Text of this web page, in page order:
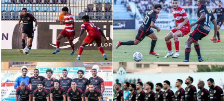
الدوري الفرنسي
الدوري السعودي للمحترفين
دوري أبطال أوروبا
دوري أبطال إفريقيا